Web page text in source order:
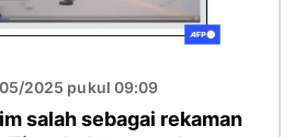
2025 pukul 09:09
salah sebagai rekaman